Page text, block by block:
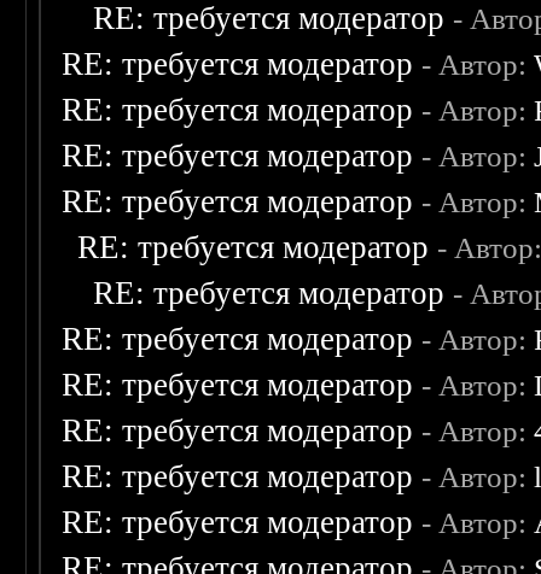
RE: требуется модератор -
RE: требуется модератор - Автор:
RE: требуется модератор - Автор:
RE: требуется модератор - Автор:
RE: требуется модератор - Автор:
RE: требуется модератор -
RE: требуется модератор -
RE: требуется модератор - Автор:
RE: требуется модератор - Автор:
RE: требуется модератор - Автор:
RE: требуется модератор - Автор:
RE: требуется модератор - Автор: